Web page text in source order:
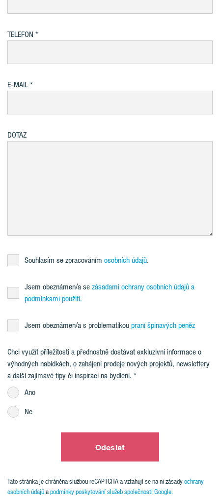
TELEFON
E-MAIL
DOTAZ
Souhlasím se zpracováním osobních údajů.
Jsem obeznámen/a se zásadami ochrany osobních údajů a
podmínkami použití.
Jsem obeznámen/a s problematikou praní špinavých peněz
Chci využít příležitosti a přednostně dostávat exkluzivní informace o
výhodných nabídkách, o zahájení prodeje nových projektů, newslettery
a další zajímavé tipy či inspiraci na bydlení.
Ano
Ne
Odeslat
Tato stránka je chráněna službou reCAPTCHA a vztahují se na ni zásadyochrany
osobních údajůapodmínky poskytování služeb společnosti Google.